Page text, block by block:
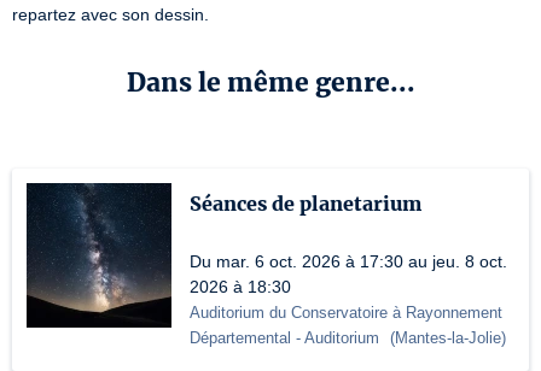
repartez avec son dessin.
Dans le même genre...
Séances de planetarium
Du mar. 6 oct. 2026 à 17:30 au jeu. 8 oct.
2026 à 18:30
Auditorium du Conservatoire à Rayonnement
Départemental - Auditorium (Mantes-la-Jolie)